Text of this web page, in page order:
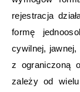
rejestracja
formę
cywilnej, jawnej,
z ograniczoną
zależy od